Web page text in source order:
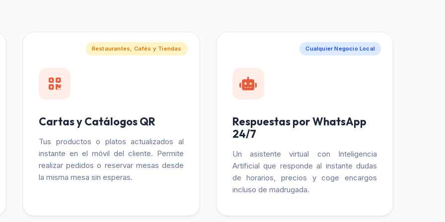
Restaurantes, Cafés y Tiendas
Cartas y Catálogos QR
Tus productos o platos actualizados al
instante en el móvil del cliente. Permite
realizar pedidos o reservar mesas desde
la misma mesa sin esperas.
Cualquier Negocio Local
Respuestas por WhatsApp
24/7
Un asistente virtual con Inteligencia
Artificial que responde al instante dudas
de horarios, precios y coge encargos
incluso de madrugada.